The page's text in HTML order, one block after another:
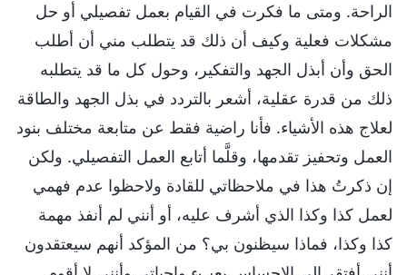
الراحة. ومتى ما فكرت في القيام بعمل تفصيلي أو حل
مشكلات فعلية وكيف أن ذلك قد يتطلب مني أن أطلب
الحق وأن أبذل الجهد والتفكير، وحول كل ما قد يتطلبه
ذلك من قدرة عقلية، أشعر بالتردد في بذل الجهد والطاقة
لعلاج هذه الأشياء. فأنا راضية فقط عن متابعة مختلف بنود
العمل وتحفيز تقدمها، وقلَّما أتابع العمل التفصيلي. ولكن
إن ذكرتُ هذا في ملاحظاتي للقادة ولاحظوا عدم فهمي
لعمل كذا وكذا الذي أشرف عليه، أو أنني لم أنفذ مهمة
كذا وكذا، فماذا سيظنون بي؟ من المؤكد أنهم سيعتقدون